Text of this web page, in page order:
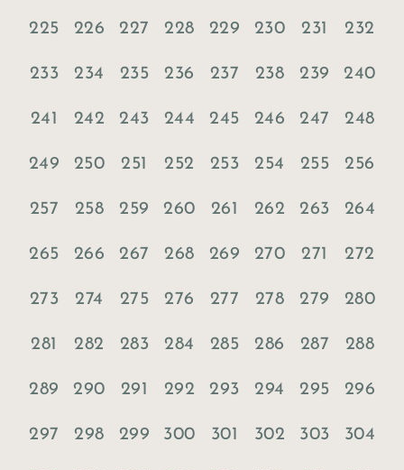
225 226 227 228 229 230 231 232
233 234 235 236 237 238 239 240
241 242 243 244 245 246 247 248
249 250 251 252 253 254 255 256
257 258 259 260 261 262 263 264
265 266 267 268 269 270 271 272
273 274 275 276 277 278 279 280
281 282 283 284 285 286 287 288
289 290 291 292 293 294 295 296
297 298 299 300 301 302 303 304